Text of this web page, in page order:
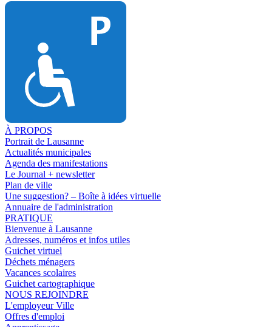
À PROPOS
Portrait de Lausanne
Actualités municipales
Agenda des manifestations
Le Journal + newsletter
Plan de ville
Une suggestion? – Boîte à idées virtuelle
Annuaire de l'administration
PRATIQUE
Bienvenue à Lausanne
Adresses, numéros et infos utiles
Guichet virtuel
Déchets ménagers
Vacances scolaires
Guichet cartographique
NOUS REJOINDRE
L'employeur Ville
Offres d'emploi